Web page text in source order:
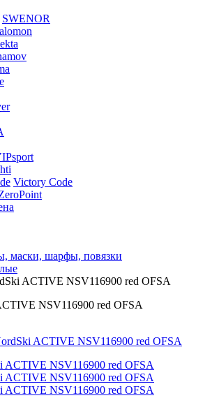
SWENOR
Victory Code
маски, шарфы, повязки
ACTIVE NSV116900 red OFSA
NSV116900 red OFSA